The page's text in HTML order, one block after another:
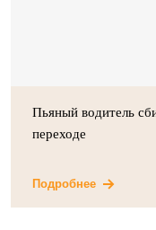
Пьяный водитель
переходе
Подробнее